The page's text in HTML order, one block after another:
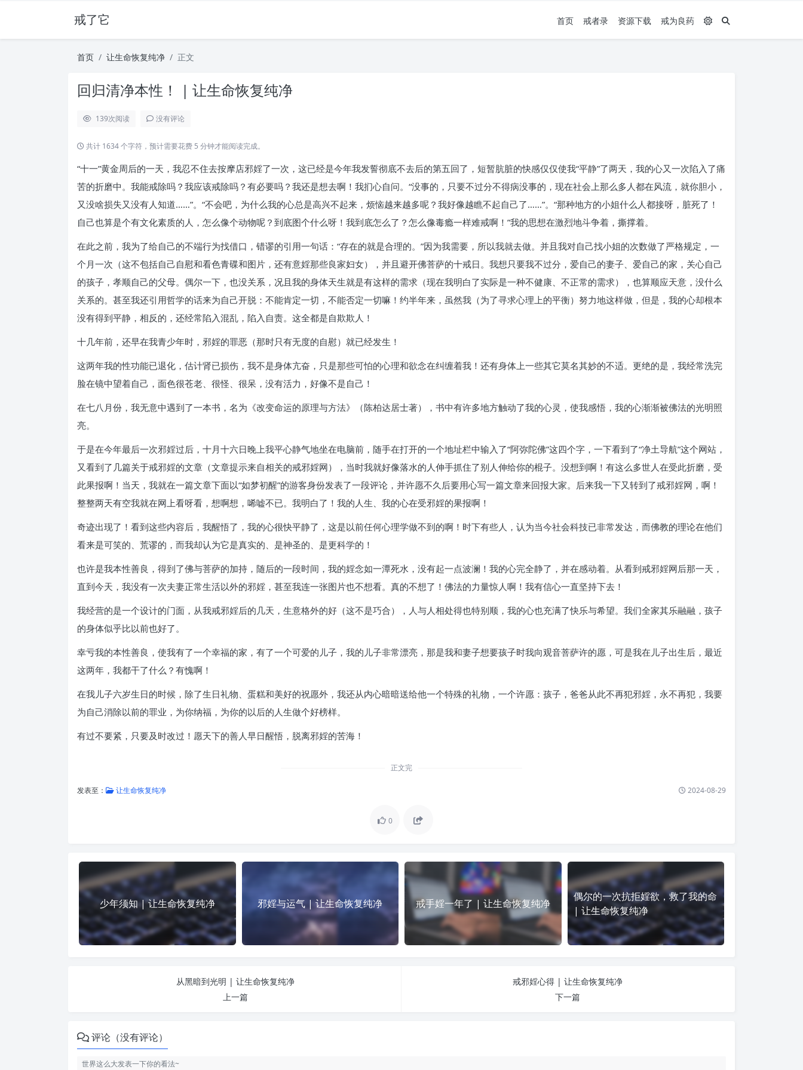
戒了它 首页 戒者录 资源下载 戒为良药
首页 让生命恢复纯净 正文
回归清净本性！ | 让生命恢复纯净
139次阅读 没有评论
共计 1634 个字符，预计需要花费 5 分钟才能阅读完成。
“十一”黄金周后的一天，我忍不住去按摩店邪婬了一次，这已经是今年我发誓彻底不去后的第五回了，短暂肮脏的快感仅仅使我“平静”了两天，我的心又一次陷入了痛
苦的折磨中。我能戒除吗？我应该戒除吗？有必要吗？我还是想去啊！我扪心自问。“没事的，只要不过分不得病没事的，现在社会上那么多人都在风流，就你胆小，
又没啥损失又没有人知道……”。“不会吧，为什么我的心总是高兴不起来，烦恼越来越多呢？我好像越瞧不起自己了……”。“那种地方的小姐什么人都接呀，脏死了！
自己也算是个有文化素质的人，怎么像个动物呢？到底图个什么呀！我到底怎么了？怎么像毒瘾一样难戒啊！”我的思想在激烈地斗争着，撕撑着。
在此之前，我为了给自己的不端行为找借口，错谬的引用一句话：“存在的就是合理的。”因为我需要，所以我就去做。并且我对自己找小姐的次数做了严格规定，一
个月一次（这不包括自己自慰和看色青碟和图片，还有意婬那些良家妇女），并且避开佛菩萨的十戒日。我想只要我不过分，爱自己的妻子、爱自己的家，关心自己
的孩子，孝顺自己的父母。偶尔一下，也没关系，况且我的身体天生就是有这样的需求（现在我明白了实际是一种不健康、不正常的需求），也算顺应天意，没什么
关系的。甚至我还引用哲学的话来为自己开脱：不能肯定一切，不能否定一切嘛！约半年来，虽然我（为了寻求心理上的平衡）努力地这样做，但是，我的心却根本
没有得到平静，相反的，还经常陷入混乱，陷入自责。这全都是自欺欺人！
十几年前，还早在我青少年时，邪婬的罪恶（那时只有无度的自慰）就已经发生！
这两年我的性功能已退化，估计肾已损伤，我不是身体亢奋，只是那些可怕的心理和欲念在纠缠着我！还有身体上一些其它莫名其妙的不适。更绝的是，我经常洗完
脸在镜中望着自己，面色很苍老、很怪、很呆，没有活力，好像不是自己！
在七八月份，我无意中遇到了一本书，名为《改变命运的原理与方法》（陈柏达居士著），书中有许多地方触动了我的心灵，使我感悟，我的心渐渐被佛法的光明照
亮。
于是在今年最后一次邪婬过后，十月十六日晚上我平心静气地坐在电脑前，随手在打开的一个地址栏中输入了“阿弥陀佛”这四个字，一下看到了“净土导航”这个网站，
又看到了几篇关于戒邪婬的文章（文章提示来自相关的戒邪婬网），当时我就好像落水的人伸手抓住了别人伸给你的棍子。没想到啊！有这么多世人在受此折磨，受
此果报啊！当天，我就在一篇文章下面以“如梦初醒”的游客身份发表了一段评论，并许愿不久后要用心写一篇文章来回报大家。后来我一下又转到了戒邪婬网，啊！
整整两天有空我就在网上看呀看，想啊想，唏嘘不已。我明白了！我的人生、我的心在受邪婬的果报啊！
奇迹出现了！看到这些内容后，我醒悟了，我的心很快平静了，这是以前任何心理学做不到的啊！时下有些人，认为当今社会科技已非常发达，而佛教的理论在他们
看来是可笑的、荒谬的，而我却认为它是真实的、是神圣的、是更科学的！
也许是我本性善良，得到了佛与菩萨的加持，随后的一段时间，我的婬念如一潭死水，没有起一点波澜！我的心完全静了，并在感动着。从看到戒邪婬网后那一天，
直到今天，我没有一次夫妻正常生活以外的邪婬，甚至我连一张图片也不想看。真的不想了！佛法的力量惊人啊！我有信心一直坚持下去！
我经营的是一个设计的门面，从我戒邪婬后的几天，生意格外的好（这不是巧合），人与人相处得也特别顺，我的心也充满了快乐与希望。我们全家其乐融融，孩子
的身体似乎比以前也好了。
幸亏我的本性善良，使我有了一个幸福的家，有了一个可爱的儿子，我的儿子非常漂亮，那是我和妻子想要孩子时我向观音菩萨许的愿，可是我在儿子出生后，最近
这两年，我都干了什么？有愧啊！
在我儿子六岁生日的时候，除了生日礼物、蛋糕和美好的祝愿外，我还从内心暗暗送给他一个特殊的礼物，一个许愿：孩子，爸爸从此不再犯邪婬，永不再犯，我要
为自己消除以前的罪业，为你纳福，为你的以后的人生做个好榜样。
有过不要紧，只要及时改过！愿天下的善人早日醒悟，脱离邪婬的苦海！
正文完
发表至： 让生命恢复纯净 2024-08-29
0
少年须知 | 让生命恢复纯净 邪婬与运气 | 让生命恢复纯净 戒手婬一年了 | 让生命恢复纯净
偶尔的一次抗拒婬欲，救了我的命
| 让生命恢复纯净
从黑暗到光明 | 让生命恢复纯净
上一篇
戒邪婬心得 | 让生命恢复纯净
下一篇
评论（没有评论）